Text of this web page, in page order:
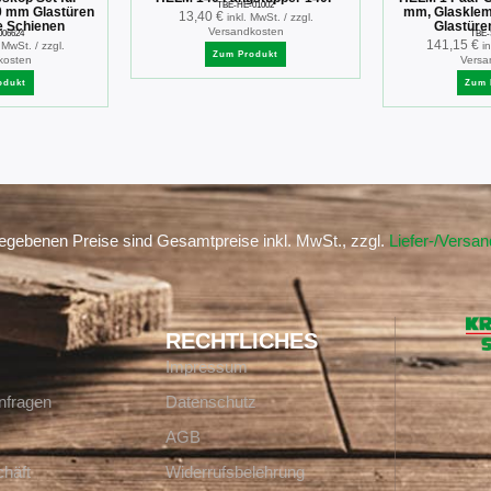
mm Glastüren
Schienen
/ zzgl.
TBE-HE-01002
13,40 € inkl. MwSt. / zzgl.
Versandkosten
Zum Produkt
mm,
TBE-
141,15 €
Zum
Preise sind Gesamtpreise inkl. MwSt., zzgl. Liefer-/
RECHTLICHES
Impressum
Datenschutz
AGB
Widerrufsbelehrung